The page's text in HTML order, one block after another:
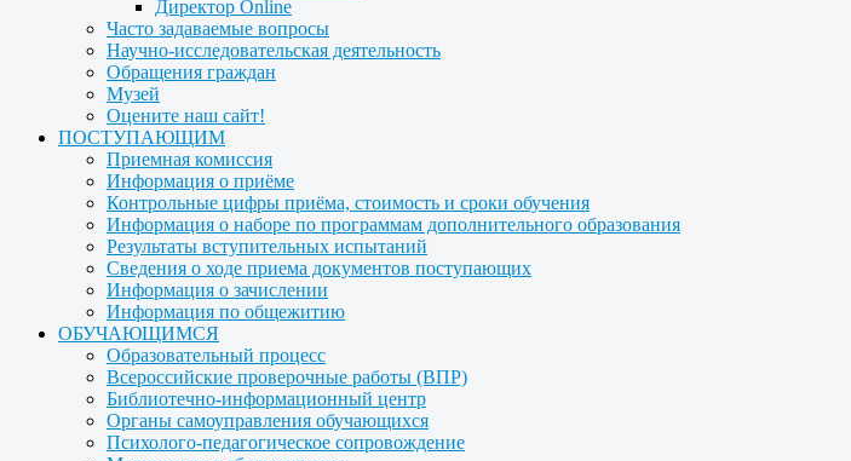
Директор Online
Часто задаваемые вопросы
Научно-исследовательская деятельность
Обращения граждан
Музей
Оцените наш сайт!
ПОСТУПАЮЩИМ
Приемная комиссия
Информация о приёме
Контрольные цифры приёма, стоимость и сроки обучения
Информация о наборе по программам дополнительного образования
Результаты вступительных испытаний
Сведения о ходе приема документов поступающих
Информация о зачислении
Информация по общежитию
ОБУЧАЮЩИМСЯ
Образовательный процесс
Всероссийские проверочные работы (ВПР)
Библиотечно-информационный центр
Органы самоуправления обучающихся
Психолого-педагогическое сопровождение